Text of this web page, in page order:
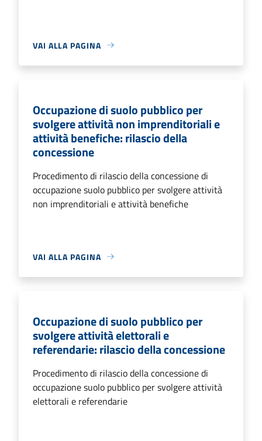
VAI ALLA PAGINA
Occupazione di suolo pubblico per
svolgere attività non imprenditoriali e
attività benefiche: rilascio della
concessione
Procedimento di rilascio della concessione di
occupazione suolo pubblico per svolgere attività
non imprenditoriali e attività benefiche
VAI ALLA PAGINA
Occupazione di suolo pubblico per
svolgere attività elettorali e
referendarie: rilascio della concessione
Procedimento di rilascio della concessione di
occupazione suolo pubblico per svolgere attività
elettorali e referendarie